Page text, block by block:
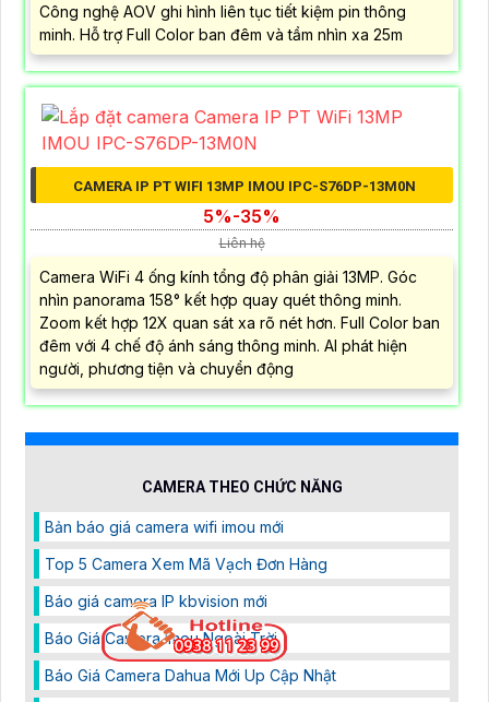
Công nghệ AOV ghi hình liên tục tiết kiệm pin thông
minh. Hỗ trợ Full Color ban đêm và tầm nhìn xa 25m
CAMERA IP PT WIFI 13MP IMOU IPC-S76DP-13M0N
5%-35%
Liên hệ
Camera WiFi 4 ống kính tổng độ phân giải 13MP. Góc
nhìn panorama 158° kết hợp quay quét thông minh.
Zoom kết hợp 12X quan sát xa rõ nét hơn. Full Color ban
đêm với 4 chế độ ánh sáng thông minh. AI phát hiện
người, phương tiện và chuyển động
CAMERA THEO CHỨC NĂNG
Bản báo giá camera wifi imou mới
Top 5 Camera Xem Mã Vạch Đơn Hàng
Báo giá camera IP kbvision mới
Báo Giá Camera Imou Ngoài Trời
Báo Giá Camera Dahua Mới Up Cập Nhật